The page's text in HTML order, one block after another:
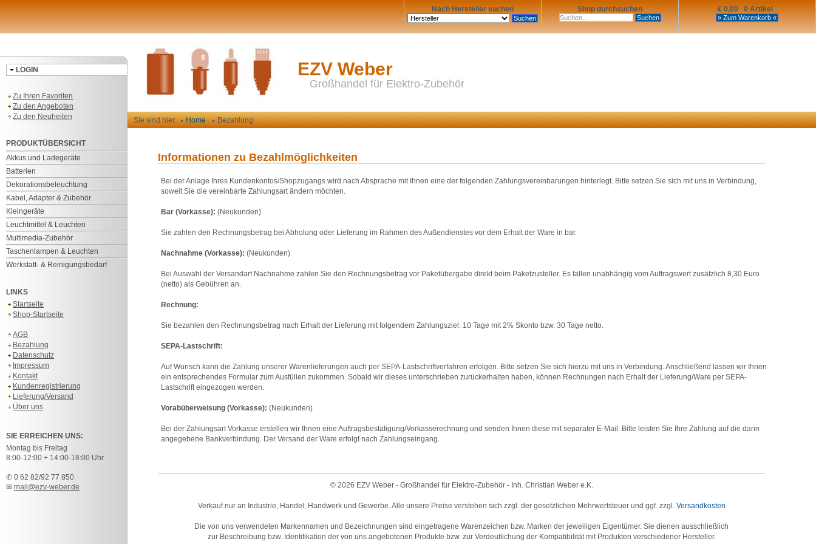
€ 0,00 0 Artikel
Shop durchsuchen
Nach Hersteller suchen
LOGIN
Zu Ihren Favoriten
Zu den Angeboten
Zu den Neuheiten
PRODUKTÜBERSICHT
Akkus und Ladegeräte
Batterien
Dekorationsbeleuchtung
Kabel, Adapter & Zubehör
Kleingeräte
Leuchtmittel & Leuchten
Multimedia-Zubehör
Taschenlampen & Leuchten
Werkstatt- & Reinigungsbedarf
LINKS
Startseite
Shop-Startseite
AGB
Bezahlung
Datenschutz
Impressum
Kontakt
Kundenregistrierung
Lieferung/Versand
Über uns
SIE ERREICHEN UNS:
Montag bis Freitag
8:00-12:00 + 14:00-18:00 Uhr
✆ 0 62 82/92 77 850
✉ mail@ezv-weber.de
EZV Weber
Großhandel für Elektro-Zubehör
Sie sind hier: Home Bezahlung
Informationen zu Bezahlmöglichkeiten
Bei der Anlage Ihres Kundenkontos/Shopzugangs wird nach Absprache mit Ihnen eine der folgenden Zahlungsvereinbarungen hinterlegt. Bitte setzen Sie sich mit uns in Verbindung,
soweit Sie die vereinbarte Zahlungsart ändern möchten.
Bar (Vorkasse): (Neukunden)
Sie zahlen den Rechnungsbetrag bei Abholung oder Lieferung im Rahmen des Außendienstes vor dem Erhalt der Ware in bar.
Nachnahme (Vorkasse): (Neukunden)
Bei Auswahl der Versandart Nachnahme zahlen Sie den Rechnungsbetrag vor Paketübergabe direkt beim Paketzusteller. Es fallen unabhängig vom Auftragswert zusätzlich 8,30 Euro
(netto) als Gebühren an.
Rechnung:
Sie bezahlen den Rechnungsbetrag nach Erhalt der Lieferung mit folgendem Zahlungsziel: 10 Tage mit 2% Skonto bzw. 30 Tage netto.
SEPA-Lastschrift:
Auf Wunsch kann die Zahlung unserer Warenlieferungen auch per SEPA-Lastschriftverfahren erfolgen. Bitte setzen Sie sich hierzu mit uns in Verbindung. Anschließend lassen wir Ihnen
ein entsprechendes Formular zum Ausfüllen zukommen. Sobald wir dieses unterschrieben zurückerhalten haben, können Rechnungen nach Erhalt der Lieferung/Ware per SEPA-
Lastschrift eingezogen werden.
Vorabüberweisung (Vorkasse): (Neukunden)
Bei der Zahlungsart Vorkasse erstellen wir Ihnen eine Auftragsbestätigung/Vorkasserechnung und senden Ihnen diese mit separater E-Mail. Bitte leisten Sie Ihre Zahlung auf die darin
angegebene Bankverbindung. Der Versand der Ware erfolgt nach Zahlungseingang.
© 2026 EZV Weber - Großhandel für Elektro-Zubehör - Inh. Christian Weber e.K.
Verkauf nur an Industrie, Handel, Handwerk und Gewerbe. Alle unsere Preise verstehen sich zzgl. der gesetzlichen Mehrwertsteuer und ggf. zzgl. Versandkosten
Die von uns verwendeten Markennamen und Bezeichnungen sind eingetragene Warenzeichen bzw. Marken der jeweiligen Eigentümer. Sie dienen ausschließlich
zur Beschreibung bzw. Identifikation der von uns angebotenen Produkte bzw. zur Verdeutlichung der Kompatibilität mit Produkten verschiedener Hersteller.